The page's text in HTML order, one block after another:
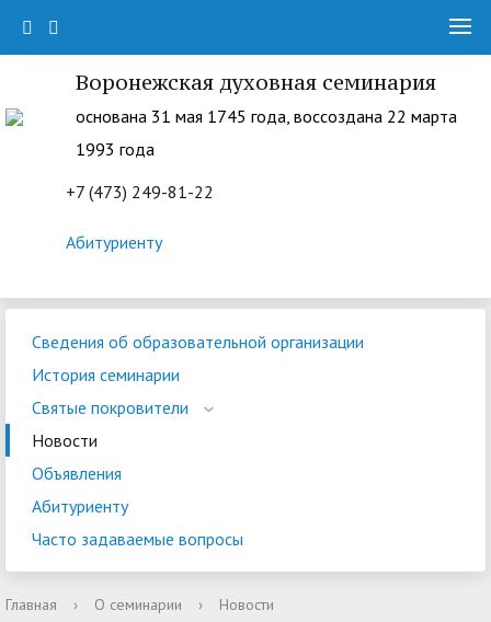
Воронежская духовная семинария
основана 31 мая 1745 года, воссоздана 22 марта
1993 года
+7 (473) 249-81-22
Абитуриенту
Сведения об образовательной организации
История семинарии
Святые покровители
Новости
Объявления
Абитуриенту
Часто задаваемые вопросы
Главная › О семинарии › Новости